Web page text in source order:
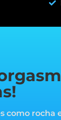
como rocha